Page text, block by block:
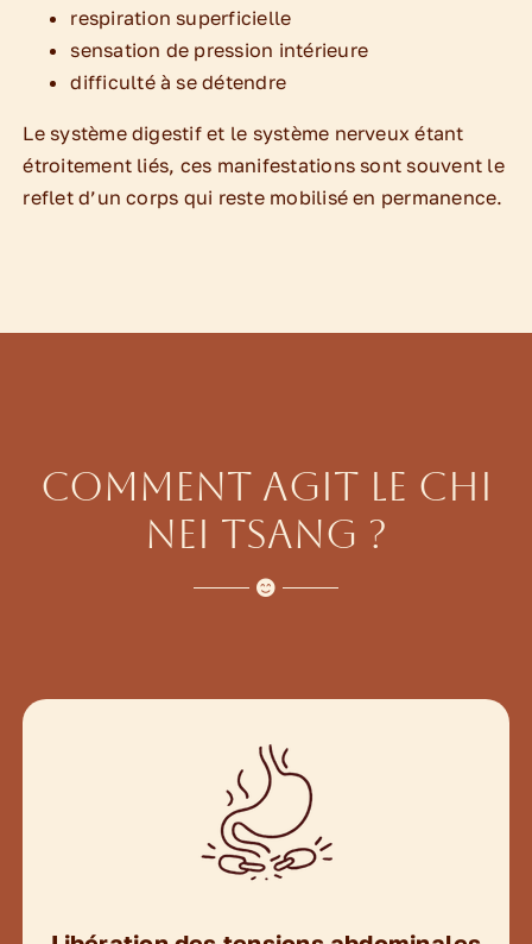
respiration superficielle
sensation de pression intérieure
difficulté à se détendre
Le système digestif et le système nerveux étant
étroitement liés, ces manifestations sont souvent le
reflet d’un corps qui reste mobilisé en permanence.
Comment agit le Chi
Nei Tsang ?